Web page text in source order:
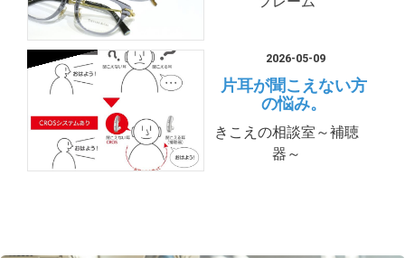
2026-05-09
片耳が聞こえない方
の悩み。
きこえの相談室～補聴
器～